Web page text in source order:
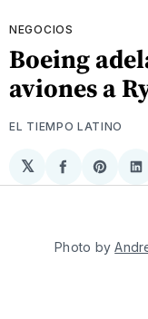
NEGOCIOS
Boeing
aviones a
EL TIEMPO LATINO
𝕏
Compartir
en
Share
on
Photo by